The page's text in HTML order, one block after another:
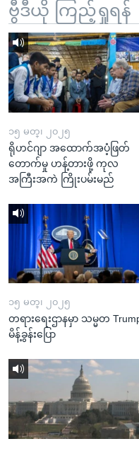
ဗွီဒီယို ကြည့်ရှုရန်
၁၅ မတ္၊ ၂၀၂၅
ရိုဟင်ဂျာ အထောက်အပံ့ဖြတ်
တောက်မှု ဟန့်တားဖို့ ကုလ
အကြီးအကဲ ကြိုးပမ်းမည်
၁၅ မတ္၊ ၂၀၂၅
တရားရေးဌာနမှာ သမ္မတ
မိန့်ခွန်းပြော